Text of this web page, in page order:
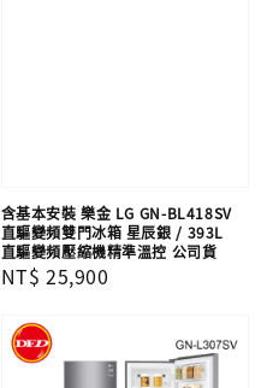
含基本安裝 樂金 LG GN-BL418SV
直驅變頻雙門冰箱 星辰銀 / 393L
直驅變頻壓縮機精準溫控 公司貨
Regular
NT$ 25,900